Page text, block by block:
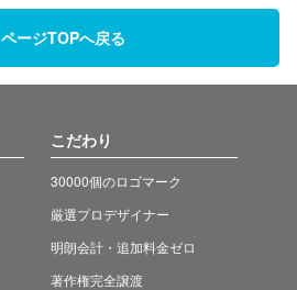
ページTOPへ戻る
こだわり
30000個のロゴマーク
厳選プロデザイナー
明朗会計・追加料金ゼロ
著作権完全譲渡